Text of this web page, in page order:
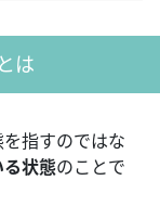
は
指すのではな
状態のことで